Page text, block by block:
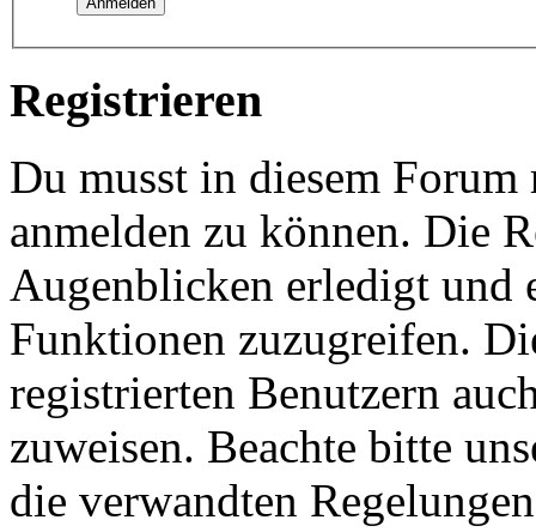
Registrieren
Du musst in diesem
anmelden zu können. Die
Augenblicken erledigt und
Funktionen zuzugreifen.
registrierten Benutzern
zuweisen. Beachte bitte
die verwandten